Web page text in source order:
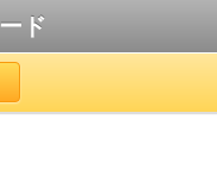
ド